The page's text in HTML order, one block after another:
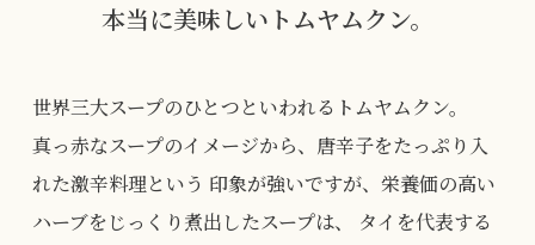
本当に美味しいトムヤムクン。
世界三大スープのひとつといわれるトムヤムクン。
真っ赤なスープのイメージから、唐辛子をたっぷり入
れた激辛料理という 印象が強いですが、栄養価の高い
ハーブをじっくり煮出したスープは、
タイを代表する